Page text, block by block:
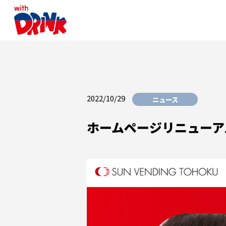
2022/10/29 ニュース
ホームページリニュー